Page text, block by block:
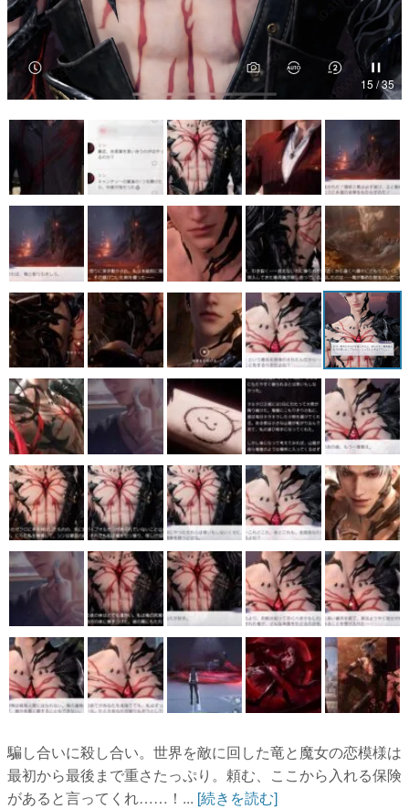
15 / 35
騙し合いに殺し合い。世界を敵に回した竜と魔女の恋模様は
最初から最後まで重さたっぷり。頼む、ここから入れる保険
があると言ってくれ……！... [続きを読む]